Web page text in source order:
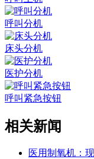
呼叫分机
床头分机
医护分机
呼叫紧急按钮
相关新闻
医用制氧机：